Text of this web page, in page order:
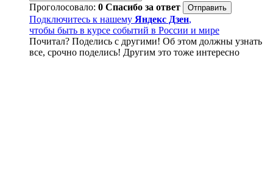
Проголосовало: 0 Спасибо за ответ
Подключитесь к нашему Яндекс Дзен,
чтобы быть в курсе событий в России и мире
Почитал? Поделись с другими! Об этом должны узнать
все, срочно поделись! Другим это тоже интересно